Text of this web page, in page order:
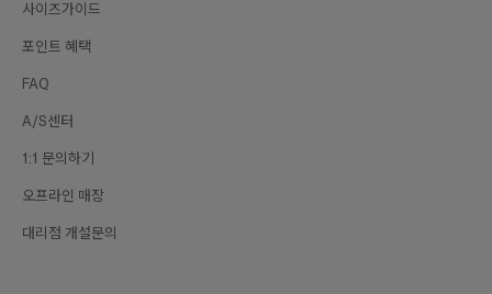
사이즈가이드
포인트 혜택
FAQ
A/S센터
1:1 문의하기
오프라인 매장
대리점 개설문의